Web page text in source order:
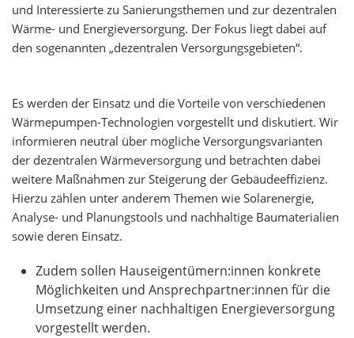
und Interessierte zu Sanierungsthemen und zur dezentralen
Wärme- und Energieversorgung. Der Fokus liegt dabei auf
den sogenannten „dezentralen Versorgungsgebieten“.
Es werden der Einsatz und die Vorteile von verschiedenen
Wärmepumpen-Technologien vorgestellt und diskutiert. Wir
informieren neutral über mögliche Versorgungsvarianten
der dezentralen Wärmeversorgung und betrachten dabei
weitere Maßnahmen zur Steigerung der Gebäudeeffizienz.
Hierzu zählen unter anderem Themen wie Solarenergie,
Analyse- und Planungstools und nachhaltige Baumaterialien
sowie deren Einsatz.
Zudem sollen Hauseigentümern:innen konkrete
Möglichkeiten und Ansprechpartner:innen für die
Umsetzung einer nachhaltigen Energieversorgung
vorgestellt werden.